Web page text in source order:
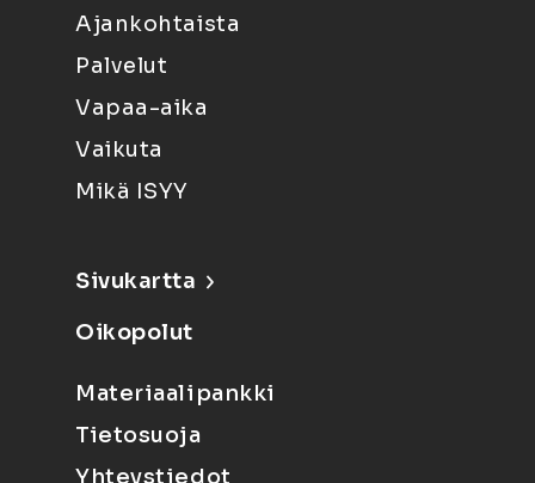
Ajankohtaista
Palvelut
Vapaa-aika
Vaikuta
Mikä ISYY
Sivukartta
Oikopolut
Materiaalipankki
Tietosuoja
Yhteystiedot